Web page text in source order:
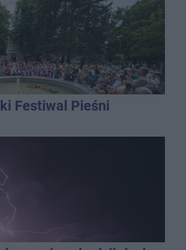
Festiwal Pieśni